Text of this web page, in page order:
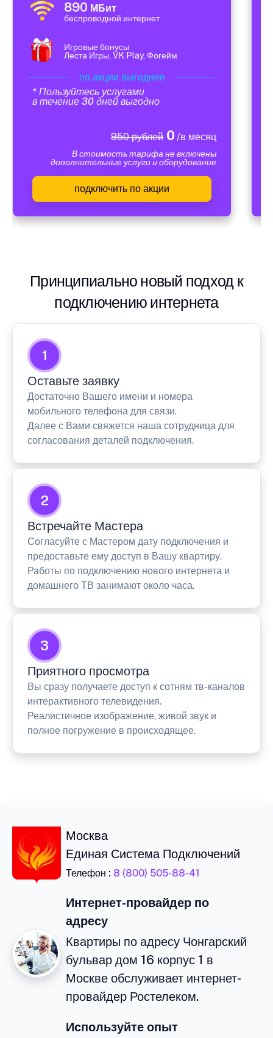
890 МБит
беспроводной интернет
Игровые бонусы
Леста Игры, VK Play, Фогейм
по акции выгоднее
* Пользуйтесь услугами
в течение 30 дней выгодно
950 рублей0 /в месяц
В стоимость тарифа не включены
дополнительные услуги и оборудование
подключить по акции
Принципиально новый подход к
подключению интернета
1
Оставьте заявку
Достаточно Вашего имени и номера
мобильного телефона для связи.
Далее с Вами свяжется наша сотрудница для
согласования деталей подключения.
2
Встречайте Мастера
Согласуйте с Мастером дату подключения и
предоставьте ему доступ в Вашу квартиру.
Работы по подключению нового интернета и
домашнего ТВ занимают около часа.
3
Приятного просмотра
Вы сразу получаете доступ к сотням тв-каналов
интерактивного телевидения.
Реалистичное изображение, живой звук и
полное погружение в происходящее.
Москва
Единая Система Подключений
Телефон : 8 (800) 505-88-41
Интернет-провайдер по
адресу
Квартиры по адресу Чонгарский
бульвар дом 16 корпус 1 в
Москве обслуживает интернет-
провайдер Ростелеком.
Используйте опыт